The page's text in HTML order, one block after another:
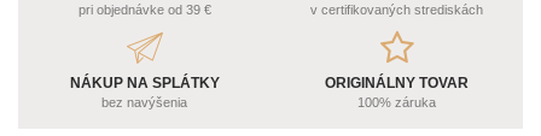
pri objednávke od 39 € v certifikovaných strediskách
NÁKUP NA SPLÁTKY
bez navýšenia
ORIGINÁLNY TOVAR
100% záruka